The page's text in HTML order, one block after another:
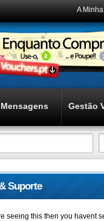
A
Mensagens Gestão
Suporte
seeing this then you havent